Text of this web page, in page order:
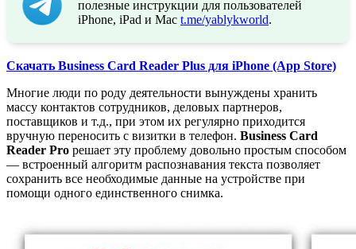
полезные инструкции для пользователей
iPhone, iPad и Mac t.me/yablykworld.
Скачать Business Card Reader Plus для iPhone (App Store)
Многие люди по роду деятельности вынуждены хранить
массу контактов сотрудников, деловых партнеров,
поставщиков и т.д., при этом их регулярно приходится
вручную переносить с визитки в телефон. Business Card
Reader Pro решает эту проблему довольно простым способом
— встроенный алгоритм распознавания текста позволяет
сохранить все необходимые данные на устройстве при
помощи одного единственного снимка.